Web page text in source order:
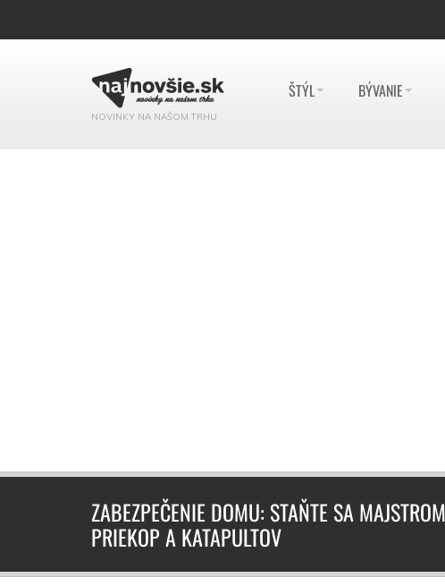
NOVINKY NA NAŠOM TRHU
ŠTÝL BÝVANIE
ZABEZPEČENIE DOMU: STAŇTE SA
PRIEKOP A KATAPULTOV